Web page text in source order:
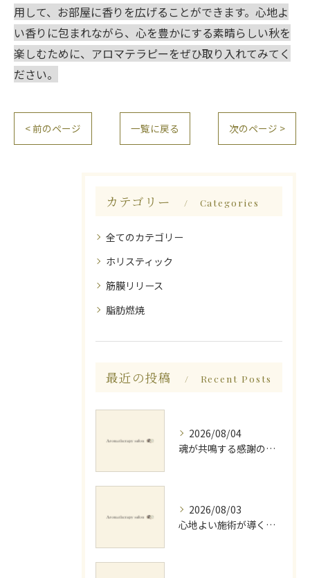
用して、お部屋に香りを広げることができます。心地よ
い香りに包まれながら、心を豊かにする素晴らしい秋を
楽しむために、アロマテラピーをぜひ取り入れてみてく
ださい。
< 前のページ 一覧に戻る 次のページ >
カテゴリー Categories
全てのカテゴリー
ホリスティック
筋膜リリース
脂肪燃焼
最近の投稿 Recent Posts
2026/08/04
魂が共鳴する感謝の心と天地創造
2026/08/03
心地よい施術が導く深いリラックス睡眠効果